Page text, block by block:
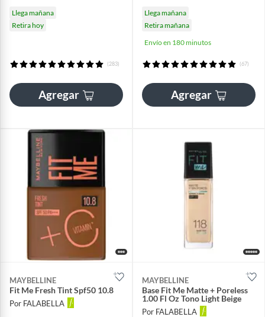
Llega mañana
Retira hoy
(283)
Agregar
Llega mañana
Retira mañana
Envío en 180 minutos
(67)
Agregar
MAYBELLINE
Fit Me Fresh Tint Spf50 10.8
Por FALABELLA
MAYBELLINE
Base Fit Me Matte + Poreless
1.00 Fl Oz Tono Light Beige
Por FALABELLA